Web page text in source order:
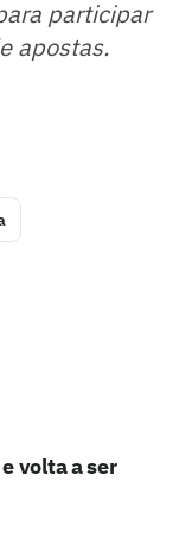
participar
apostas.
volta a ser